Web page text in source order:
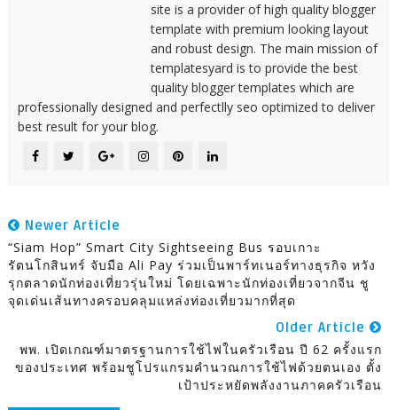
site is a provider of high quality blogger
template with premium looking layout
and robust design. The main mission of
templatesyard is to provide the best
quality blogger templates which are
professionally designed and perfectlly seo optimized to deliver
best result for your blog.
Newer Article
“Siam Hop” Smart City Sightseeing Bus รอบเกาะ
รัตนโกสินทร์ จับมือ Ali Pay ร่วมเป็นพาร์ทเนอร์ทางธุรกิจ หวัง
รุกตลาดนักท่องเที่ยวรุ่นใหม่ โดยเฉพาะนักท่องเที่ยวจากจีน ชู
จุดเด่นเส้นทางครอบคลุมแหล่งท่องเที่ยวมากที่สุด
Older Article
พพ. เปิดเกณฑ์มาตรฐานการใช้ไฟในครัวเรือน ปี 62 ครั้งแรก
ของประเทศ พร้อมชูโปรแกรมคำนวณการใช้ไฟด้วยตนเอง ตั้ง
เป้าประหยัดพลังงานภาคครัวเรือน